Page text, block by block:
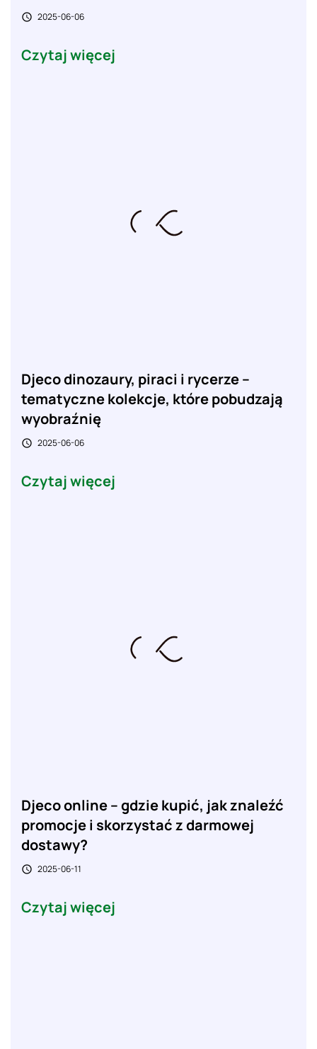
 2025-06-06
Czytaj więcej
Djeco dinozaury, piraci i rycerze –
tematyczne kolekcje, które pobudzają
wyobraźnię
 2025-06-06
Czytaj więcej
Djeco online – gdzie kupić, jak znaleźć
promocje i skorzystać z darmowej
dostawy?
 2025-06-11
Czytaj więcej